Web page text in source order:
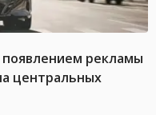
рекламы
центральных